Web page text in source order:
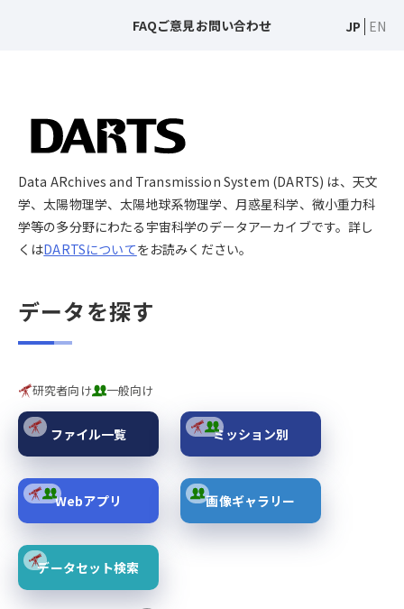
FAQご意見お問い合わせ JP EN
Data ARchives and Transmission System (DARTS) は、天文
学、太陽物理学、太陽地球系物理学、月惑星科学、微小重力科
学等の多分野にわたる宇宙科学のデータアーカイブです。詳し
くはDARTSについてをお読みください。
データを探す
研究者向け 一般向け
ファイル一覧 ミッション別
Webアプリ 画像ギャラリー
データセット検索